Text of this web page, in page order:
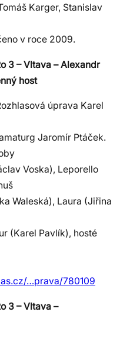
Karger, Stanislav
v roce 2009.
3 – Vltava – Alexandr
host
úprava Karel
Jaromír Ptáček.
Voska), Leporello
Waleská), Laura (Jiřina
(Karel Pavlík), hosté
…prava/780109
3 – Vltava –